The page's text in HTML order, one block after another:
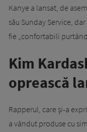
Kanye a lansat, de
său Sunday Service,
fie „confortabili
Kim
oprească
Rapperul, care și-a
a vândut produse cu